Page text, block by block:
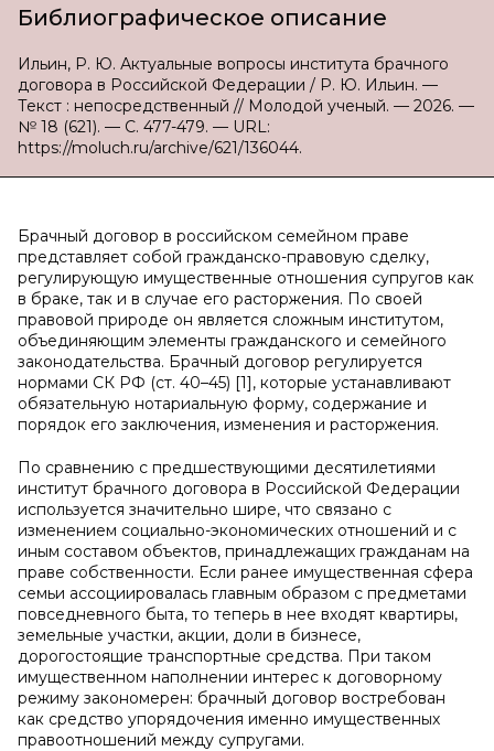
Библиографическое описание
Ильин, Р. Ю. Актуальные вопросы института брачного
договора в Российской Федерации / Р. Ю. Ильин. —
Текст : непосредственный // Молодой ученый. — 2026. —
№ 18 (621). — С. 477-479. — URL:
https://moluch.ru/archive/621/136044.
Брачный договор в российском семейном праве
представляет собой гражданско-правовую сделку,
регулирующую имущественные отношения супругов как
в браке, так и в случае его расторжения. По своей
правовой природе он является сложным институтом,
объединяющим элементы гражданского и семейного
законодательства. Брачный договор регулируется
нормами СК РФ (ст. 40–45) [1], которые устанавливают
обязательную нотариальную форму, содержание и
порядок его заключения, изменения и расторжения.
По сравнению с предшествующими десятилетиями
институт брачного договора в Российской Федерации
используется значительно шире, что связано с
изменением социально-экономических отношений и с
иным составом объектов, принадлежащих гражданам на
праве собственности. Если ранее имущественная сфера
семьи ассоциировалась главным образом с предметами
повседневного быта, то теперь в нее входят квартиры,
земельные участки, акции, доли в бизнесе,
дорогостоящие транспортные средства. При таком
имущественном наполнении интерес к договорному
режиму закономерен: брачный договор востребован
как средство упорядочения именно имущественных
правоотношений между супругами.